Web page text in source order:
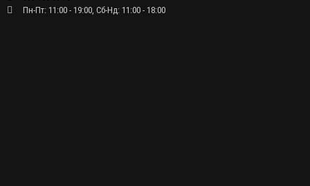
Пн-Пт: 11:00 - 19:00, Сб-Нд: 11:00 - 18:00